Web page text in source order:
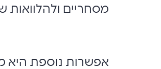
מסחריים ולהלוואות שאינן
אפשרות נוספת היא